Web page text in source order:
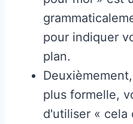
pour indiquer
plan.
plus formelle,
d'utiliser « cela